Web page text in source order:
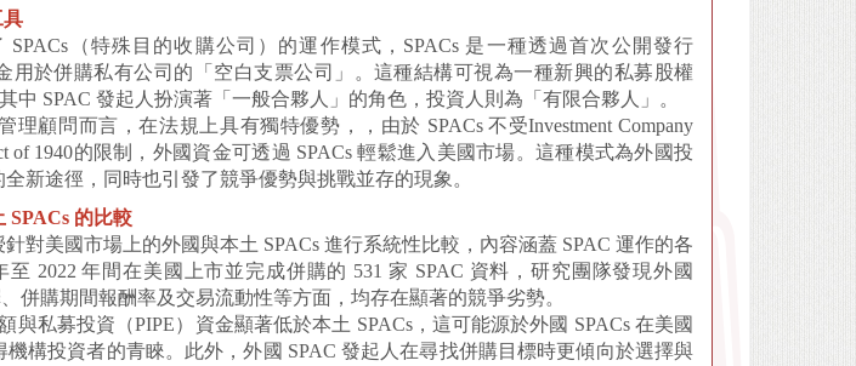
具
（特殊目的收購公司）的運作模式，SPACs 是一種透過首次公開發行
用於併購私有公司的「空白支票公司」。這種結構可視為一種新興的私募股權
中 SPAC 發起人扮演著「一般合夥人」的角色，投資人則為「有限合夥人」。
理顧問而言，在法規上具有獨特優勢，，由於 SPACs 不受Investment Company
of 1940的限制，外國資金可透過 SPACs 輕鬆進入美國市場。這種模式為外國投
新途徑，同時也引發了競爭優勢與挑戰並存的現象。
SPACs 的比較
對美國市場上的外國與本土 SPACs 進行系統性比較，內容涵蓋 SPAC 運作的各
2022 年間在美國上市並完成併購的 531 家 SPAC 資料，研究團隊發現外國
併購期間報酬率及交易流動性等方面，均存在顯著的競爭劣勢。
與私募投資（PIPE）資金顯著低於本土 SPACs，這可能源於外國 SPACs 在美國
構投資者的青睞。此外，外國 SPAC 發起人在尋找併購目標時更傾向於選擇與